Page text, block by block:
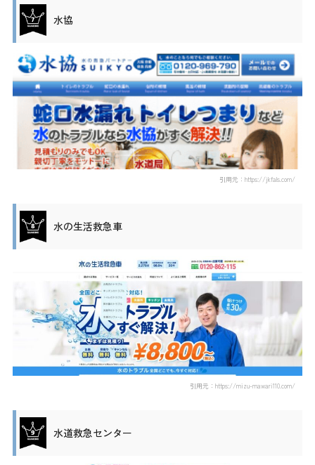
水協
引用元：https://jkfals.com/
水の生活救急車
引用元：https://mizu-mawari110.com/
水道救急センター